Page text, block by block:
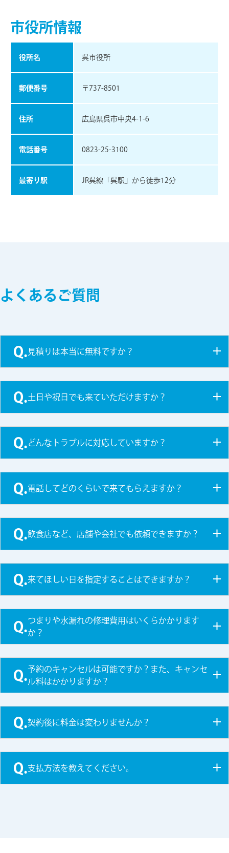
市役所情報
役所名 呉市役所
郵便番号 〒737-8501
住所 広島県呉市中央4-1-6
電話番号 0823-25-3100
最寄り駅 JR呉線「呉駅」から徒歩12分
よくあるご質問
Q. 見積りは本当に無料ですか？
Q.土日や祝日でも来ていただけますか？
Q.どんなトラブルに対応していますか？
Q.電話してどのくらいで来てもらえますか？
Q.飲食店など、店舗や会社でも依頼できますか？
Q.来てほしい日を指定することはできますか？
Q.つまりや水漏れの修理費用はいくらかかります
か？
Q.予約のキャンセルは可能ですか？また、キャンセ
ル料はかかりますか？
Q.契約後に料金は変わりませんか？
Q.支払方法を教えてください。